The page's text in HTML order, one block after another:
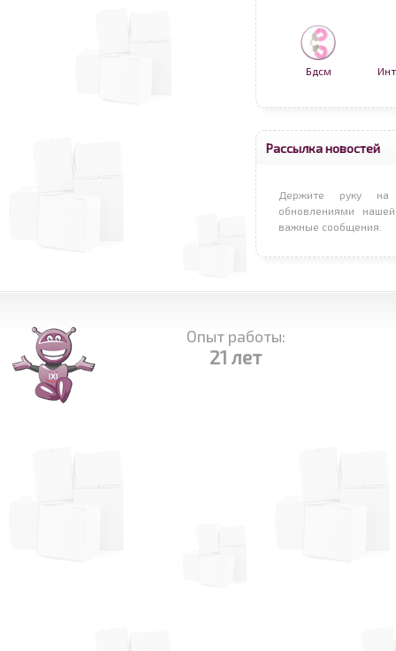
Бдсм
Рассылка новостей
Держите руку на
обновлениями
важные сообщения.
Опыт работы:
21 лет